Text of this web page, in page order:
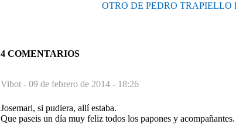
OTRO DE PEDRO TRAPIELLO
4 COMENTARIOS
Vibot - 09 de febrero de 2014 - 18:26
Josemari, si pudiera, allí estaba.
Que paseis un día muy feliz todos los papones y acompañantes.